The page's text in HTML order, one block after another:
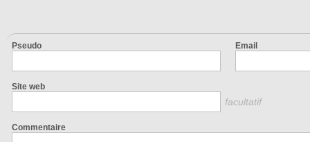
Pseudo Email
Site web
facultatif
Commentaire